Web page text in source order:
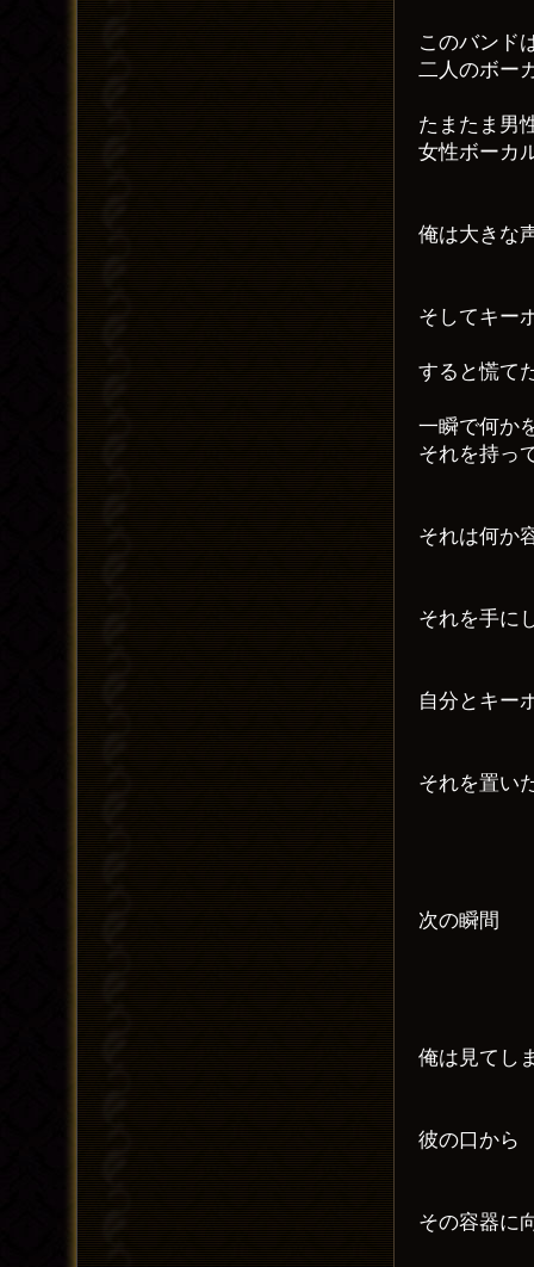
このバンド
二人のボー
たまたま男
女性ボーカ
俺は大きな
そしてキー
すると慌て
一瞬で何か
それを持っ
それは何か
それを手に
自分とキー
それを置い
次の瞬間
俺は見てし
彼の口から
その容器に